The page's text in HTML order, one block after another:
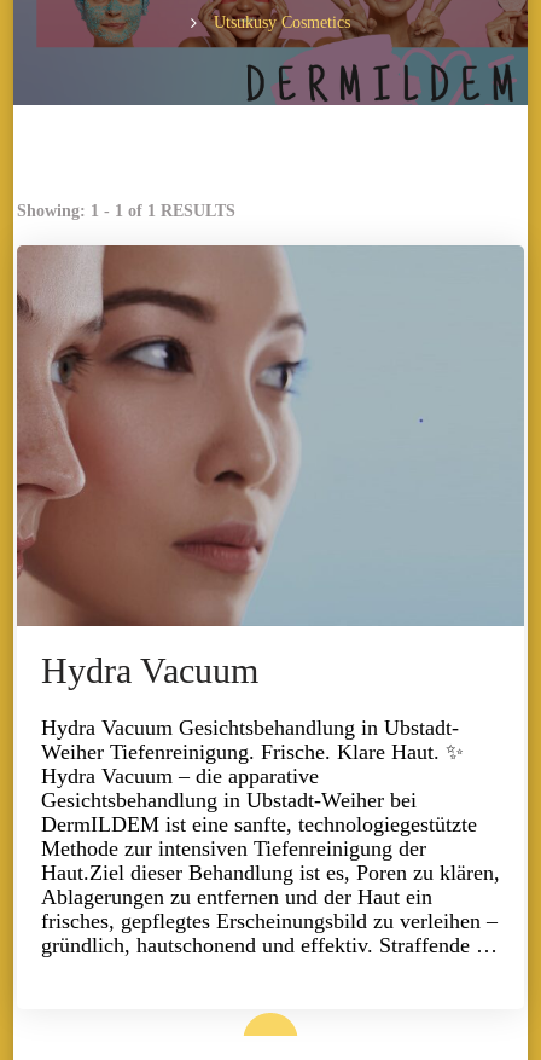
Utsukusy Cosmetics
Showing: 1 - 1 of 1 RESULTS
Hydra Vacuum
Hydra Vacuum Gesichtsbehandlung in Ubstadt-
Weiher Tiefenreinigung. Frische. Klare Haut. ✨
Hydra Vacuum – die apparative
Gesichtsbehandlung in Ubstadt-Weiher bei
DermILDEM ist eine sanfte, technologiegestützte
Methode zur intensiven Tiefenreinigung der
Haut.Ziel dieser Behandlung ist es, Poren zu klären,
Ablagerungen zu entfernen und der Haut ein
frisches, gepflegtes Erscheinungsbild zu verleihen –
gründlich, hautschonend und effektiv. Straffende …